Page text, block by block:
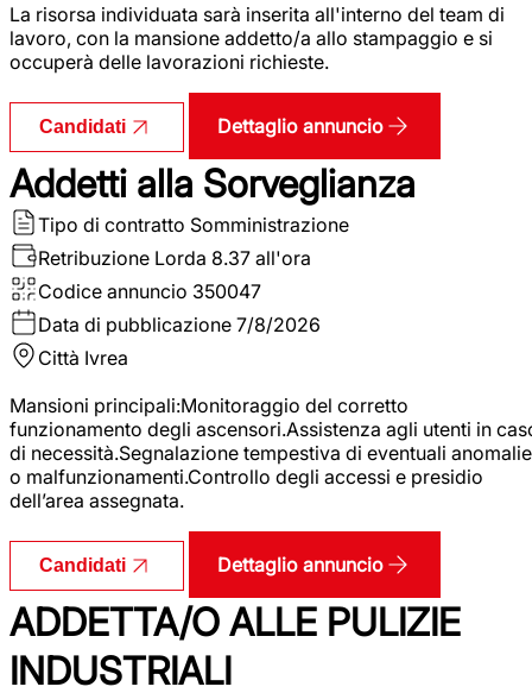
La risorsa individuata sarà inserita all'interno del team di
lavoro, con la mansione addetto/a allo stampaggio e si
occuperà delle lavorazioni richieste.
Candidati Dettaglio annuncio
Addetti alla Sorveglianza
Tipo di contratto Somministrazione
Retribuzione Lorda 8.37 all'ora
Codice annuncio 350047
Data di pubblicazione 7/8/2026
Città Ivrea
Mansioni principali:Monitoraggio del corretto
funzionamento degli ascensori.Assistenza agli utenti in
di necessità.Segnalazione tempestiva di eventuali anomalie
o malfunzionamenti.Controllo degli accessi e presidio
dell’area assegnata.
Candidati Dettaglio annuncio
ADDETTA/O ALLE PULIZIE
INDUSTRIALI